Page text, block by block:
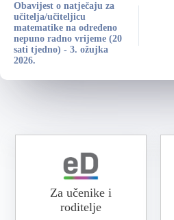
Obavijest o natječaju za
učitelja/učiteljicu
matematike na određeno
nepuno radno vrijeme (20
sati tjedno) - 3. ožujka
2026.
Za učenike i
roditelje